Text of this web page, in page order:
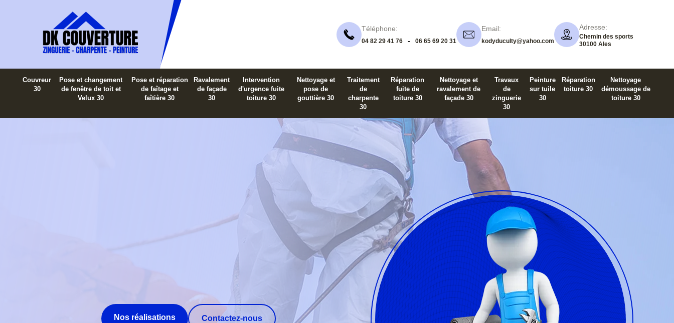
Téléphone:
04 82 29 41 76 - 06 65 69 20 31
Email:
kodyduculty@yahoo.com
Adresse:
Chemin des sports
30100 Ales
Couvreur
30
Pose et changement
de fenêtre de toit et
Velux 30
Pose et réparation
de faîtage et
faîtière 30
Ravalement
de façade
30
Intervention
d'urgence fuite
toiture 30
Nettoyage et
pose de
gouttière 30
Traitement
de
charpente
30
Réparation
fuite de
toiture 30
Nettoyage et
ravalement de
façade 30
Travaux
de
zinguerie
30
Peinture
sur tuile
30
Réparation
toiture 30
Nettoyage
démoussage de
toiture 30
Nos réalisations Contactez-nous